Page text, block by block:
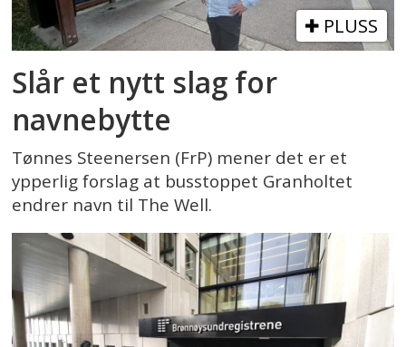
PLUSS
Slår et nytt slag for
navnebytte
Tønnes Steenersen (FrP) mener det er et
ypperlig forslag at busstoppet Granholtet
endrer navn til The Well.